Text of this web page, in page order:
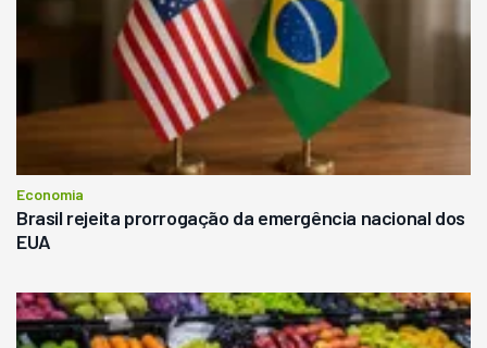
Economia
Brasil rejeita prorrogação da emergência nacional dos
EUA